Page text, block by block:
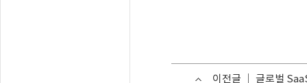
이전글 글로벌